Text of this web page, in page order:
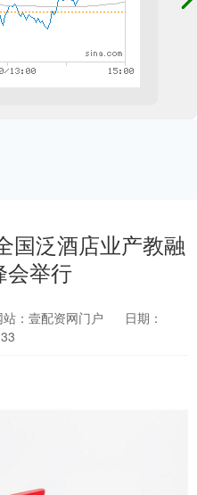
国泛酒店业产教融
会举行
站：壹配资网门户
日期：